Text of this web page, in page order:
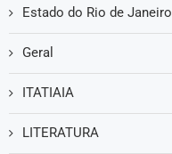
Estado do Rio de Janeiro
Geral
ITATIAIA
LITERATURA